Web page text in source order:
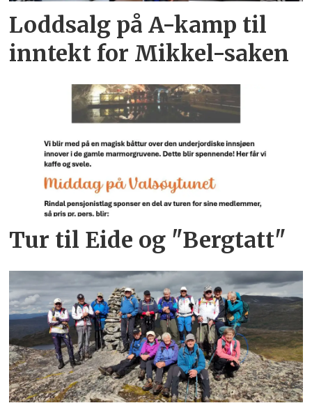
Loddsalg på A-kamp til
inntekt for Mikkel-saken
Tur til Eide og "Bergtatt"